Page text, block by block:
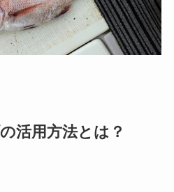
活用方法とは？